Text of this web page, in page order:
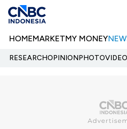
HOMEMARKETMY MONEY
RESEARCHOPINIONPHOTOVIDEO